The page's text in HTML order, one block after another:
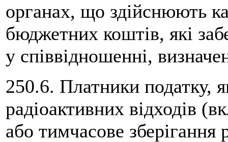
органах, що здійснюють
бюджетних коштів, які
у співвідношенні,
250.6. Платники податку,
радіоактивних відходів
або тимчасове зберігання